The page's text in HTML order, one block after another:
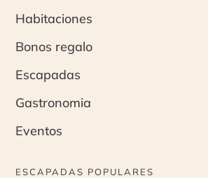
Habitaciones
Bonos regalo
Escapadas
Gastronomia
Eventos
ESCAPADAS POPULARES